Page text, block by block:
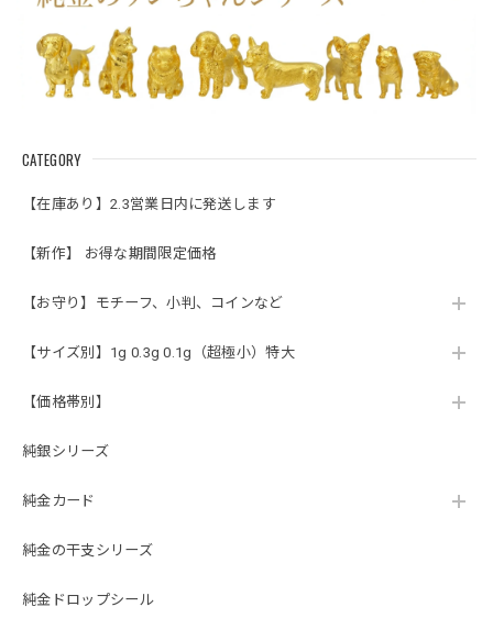
CATEGORY
【在庫あり】2.3営業日内に発送します
【新作】 お得な期間限定価格
【お守り】モチーフ、小判、コインなど
【サイズ別】1g 0.3g 0.1g（超極小）特大
【価格帯別】
純銀シリーズ
純金カード
純金の干支シリーズ
純金ドロップシール